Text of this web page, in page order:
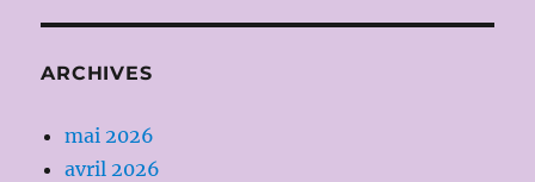
ARCHIVES
mai 2026
avril 2026